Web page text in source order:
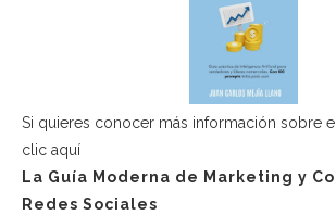
Si quieres conocer más información sobre
clic aquí
La Guía Moderna de Marketing y
Redes Sociales